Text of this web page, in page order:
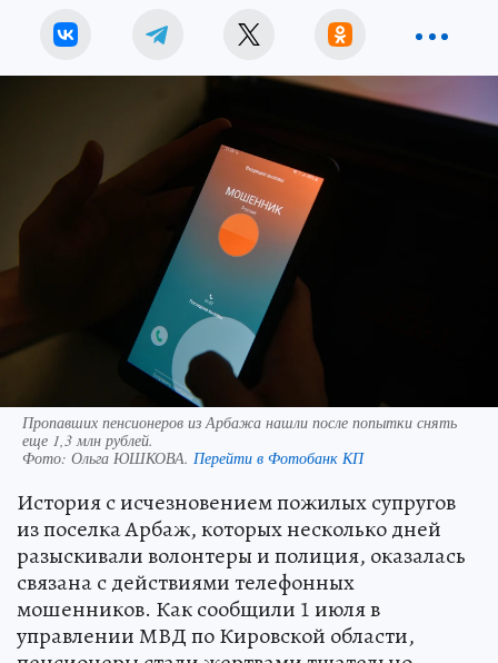
Пропавших пенсионеров из Арбажа нашли после попытки снять
еще 1,3 млн рублей.
Фото: Ольга ЮШКОВА. Перейти в Фотобанк КП
История с исчезновением пожилых супругов
из поселка Арбаж, которых несколько дней
разыскивали волонтеры и полиция, оказалась
связана с действиями телефонных
мошенников. Как сообщили 1 июля в
управлении МВД по Кировской области,